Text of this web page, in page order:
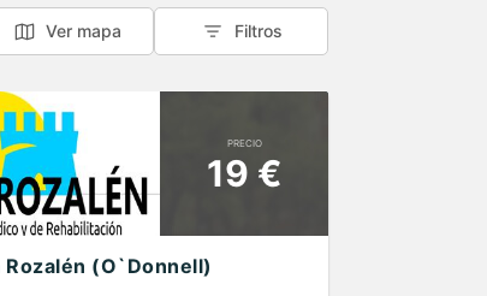
Ver mapa Filtros
PRECIO
19 €
Rozalén (O`Donnell)